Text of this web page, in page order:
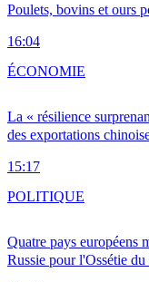
Poulets, bovins et ours
16:04
La « résilience
des exportations
15:17
ÉCONOMIE
Quatre pays européens
Russie pour l'Ossétie du
POLITIQUE